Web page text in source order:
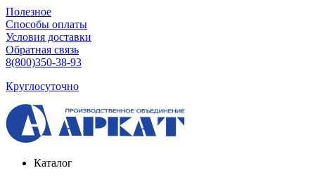
Полезное
Способы оплаты
Условия доставки
Обратная связь
8(800)350-38-93
Круглосуточно
Каталог